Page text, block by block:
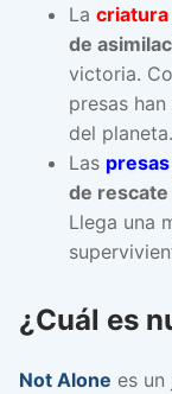
La criatura
de
victoria.
presas
del planeta.
Las
de rescate
Llega una
¿Cuál es
Not Alone es un